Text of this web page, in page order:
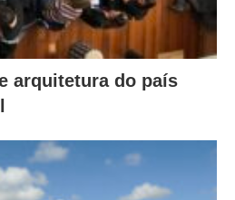
arquitetura do país